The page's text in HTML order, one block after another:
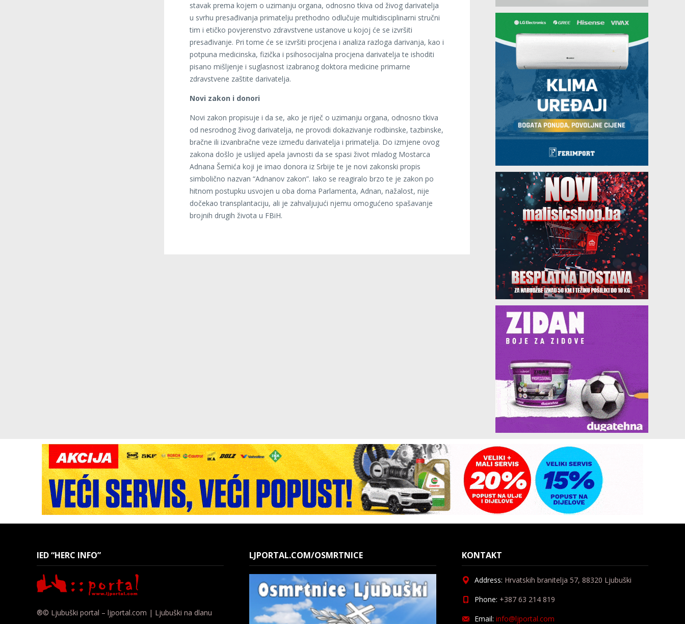
stavak prema kojem o uzimanju organa, odnosno tkiva od živog darivatelja
u svrhu presađivanja primatelju prethodno odlučuje multidisciplinarni stručni
tim i etičko povjerenstvo zdravstvene ustanove u kojoj će se izvršiti
presađivanje. Pri tome će se izvršiti procjena i analiza razloga darivanja, kao i
potpuna medicinska, fizička i psihosocijalna procjena darivatelja te ishoditi
pisano mišljenje i suglasnost izabranog doktora medicine primarne
zdravstvene zaštite darivatelja.
Novi zakon i donori
Novi zakon propisuje i da se, ako je riječ o uzimanju organa, odnosno tkiva
od nesrodnog živog darivatelja, ne provodi dokazivanje rodbinske, tazbinske,
bračne ili izvanbračne veze između darivatelja i primatelja. Do izmjene ovog
zakona došlo je uslijed apela javnosti da se spasi život mladog Mostarca
Adnana Šemića koji je imao donora iz Srbije te je novi zakonski propis
simbolično nazvan “Adnanov zakon”. Iako se reagiralo brzo te je zakon po
hitnom postupku usvojen u oba doma Parlamenta, Adnan, nažalost, nije
dočekao transplantaciju, ali je zahvaljujući njemu omogućeno spašavanje
brojnih drugih života u FBiH.
IED “HERC INFO”
®© Ljubuški portal – ljportal.com | Ljubuški na dlanu
LJPORTAL.COM/OSMRTNICE KONTAKT
Address: Hrvatskih branitelja 57, 88320 Ljubuški
Phone: +387 63 214 819
Email: info@ljportal.com